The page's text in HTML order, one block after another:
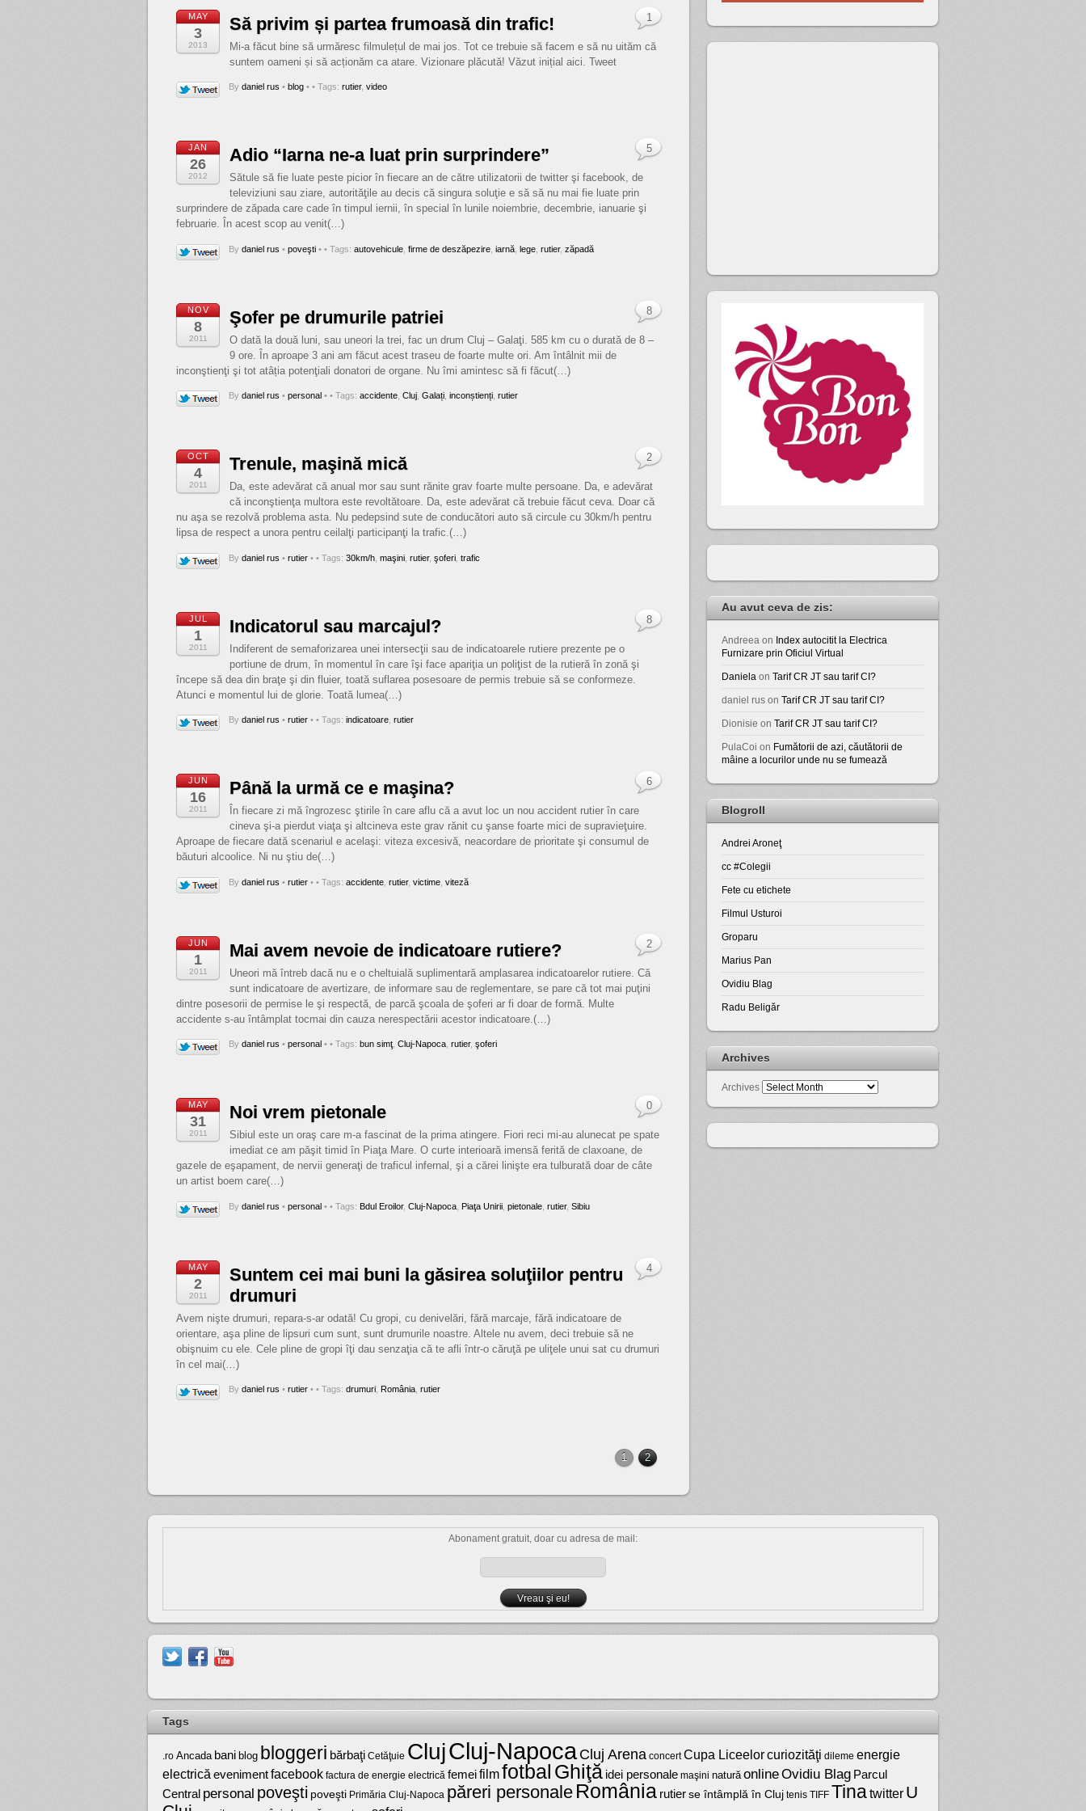
MAY
3
2013
Să privim și partea frumoasă din trafic!
Mi-a făcut bine să urmăresc filmulețul de mai jos. Tot ce trebuie să facem e să nu uităm că
suntem oameni și să acționăm ca atare. Vizionare plăcută! Văzut inițial aici. Tweet
By daniel rus • blog •
1
• Tags: rutier, video
JAN
26
2012
Adio “Iarna ne-a luat prin surprindere”
Sătule să fie luate peste picior în fiecare an de către utilizatorii de twitter şi facebook, de
televiziuni sau ziare, autorităţile au decis că singura soluţie e să să nu mai fie luate prin
surprindere de zăpada care cade în timpul iernii, în special în lunile noiembrie, decembrie, ianuarie şi
februarie. În acest scop au venit(…)
By daniel rus • poveşti •
5
• Tags: autovehicule firme de deszăpezire iarnă lege rutier, zăpadă
NOV
8
2011
Şofer pe drumurile patriei
O dată la două luni, sau uneori la trei, fac un drum Cluj – Galaţi. 585 km cu o durată de 8 –
9 ore. În aproape 3 ani am făcut acest traseu de foarte multe ori. Am întâlnit mii de
inconştienţi şi tot atâția potenţiali donatori de organe. Nu îmi amintesc să fi făcut(…)
By daniel rus • personal •
8
• Tags: accidente Cluj Galați inconștienți rutier
OCT
4
2011
Trenule, maşină mică
Da, este adevărat că anual mor sau sunt rănite grav foarte multe persoane. Da, e adevărat
că inconştienţa multora este revoltătoare. Da, este adevărat că trebuie făcut ceva. Doar că
nu aşa se rezolvă problema asta. Nu pedepsind sute de conducători auto să circule cu 30km/h pentru
lipsa de respect a unora pentru ceilalţi participanţi la trafic.(…)
By daniel rus • rutier •
2
• Tags: 30km/h maşini rutier, şoferi trafic
JUL
1
2011
Indicatorul sau marcajul?
Indiferent de semaforizarea unei intersecţii sau de indicatoarele rutiere prezente pe o
portiune de drum, în momentul în care îşi face apariţia un poliţist de la rutieră în zonă şi
începe să dea din braţe şi din fluier, toată suflarea posesoare de permis trebuie să se conformeze.
Atunci e momentul lui de glorie. Toată lumea(…)
By daniel rus • rutier •
8
• Tags: indicatoare rutier
JUN
16
2011
Până la urmă ce e maşina?
În fiecare zi mă îngrozesc ştirile în care aflu că a avut loc un nou accident rutier în care
cineva şi-a pierdut viaţa şi altcineva este grav rănit cu şanse foarte mici de supravieţuire.
Aproape de fiecare dată scenariul e acelaşi: viteza excesivă, neacordare de prioritate şi consumul de
băuturi alcoolice. Ni nu ştiu de(…)
By daniel rus • rutier •
6
• Tags: accidente rutier, victime viteză
JUN
1
2011
Mai avem nevoie de indicatoare rutiere?
Uneori mă întreb dacă nu e o cheltuială suplimentară amplasarea indicatoarelor rutiere. Că
sunt indicatoare de avertizare, de informare sau de reglementare, se pare că tot mai puţini
dintre posesorii de permise le şi respectă, de parcă şcoala de şoferi ar fi doar de formă. Multe
accidente s-au întâmplat tocmai din cauza nerespectării acestor indicatoare.(…)
By daniel rus • personal •
2
• Tags: bun simţ Cluj-Napoca rutier, şoferi
MAY
31
2011
Noi vrem pietonale
Sibiul este un oraş care m-a fascinat de la prima atingere. Fiori reci mi-au alunecat pe spate
imediat ce am păşit timid în Piaţa Mare. O curte interioară imensă ferită de claxoane, de
gazele de eşapament, de nervii generaţi de traficul infernal, şi a cărei linişte era tulburată doar de câte
un artist boem care(…)
By daniel rus • personal •
0
• Tags: Bdul Eroilor, Cluj-Napoca Piaţa Unirii pietonale rutier, Sibiu
MAY
2
2011
Suntem cei mai buni la găsirea soluţiilor pentru
drumuri
Avem nişte drumuri, repara-s-ar odată! Cu gropi, cu denivelări, fără marcaje, fără indicatoare de
orientare, aşa pline de lipsuri cum sunt, sunt drumurile noastre. Altele nu avem, deci trebuie să ne
obişnuim cu ele. Cele pline de gropi îţi dau senzaţia că te afli într-o căruţă pe uliţele unui sat cu drumuri
în cel mai(…)
By daniel rus • rutier •
4
• Tags: drumuri, România, rutier
1 2
Au avut ceva de zis:
Andreea on Index autocitit la Electrica
Furnizare prin Oficiul Virtual
Daniela on Tarif CR JT sau tarif CI?
daniel rus on Tarif CR JT sau tarif CI?
Dionisie on Tarif CR JT sau tarif CI?
PulaCoi on Fumătorii de azi, căutătorii de
mâine a locurilor unde nu se fumează
Blogroll
Andrei Aroneţ
cc #Colegii
Fete cu etichete
Filmul Usturoi
Groparu
Marius Pan
Ovidiu Blag
Radu Beligăr
Archives
Archives
Abonament gratuit, doar cu adresa de mail:
Tags
.ro Ancada bani blog bloggeri bărbaţi Cetăţuie ClujCluj-Napoca Cluj Arena concert Cupa Liceelorcuriozităţi dileme energie
electricăevenimentfacebook factura de energie electrică femeifilmfotbal Ghiţă idei personale maşini natură onlineOvidiu Blag Parcul
Central personal poveşti poveşti Primăria Cluj-Napoca păreri personale România rutierse întâmplă în Cluj tenis TIFF Tinatwitter U